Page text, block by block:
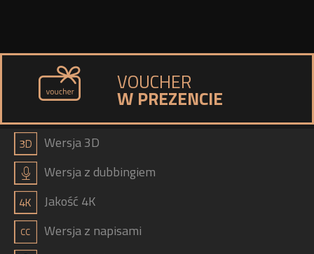
VOUCHER
W PREZENCIE
a Wersja 3D
h Wersja z dubbingiem
b Jakość 4K
g Wersja z napisami